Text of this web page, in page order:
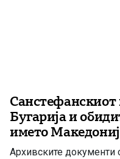
Санстефанскиот
Бугарија и
името
Архивските документи